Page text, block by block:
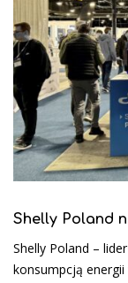
Shelly Poland
Shelly Poland –
konsumpcją